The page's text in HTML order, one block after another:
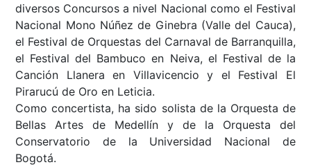
diversos Concursos a nivel Nacional como el Festival
Nacional Mono Núñez de Ginebra (Valle del Cauca),
el Festival de Orquestas del Carnaval de Barranquilla,
el Festival del Bambuco en Neiva, el Festival de la
Canción Llanera en Villavicencio y el Festival El
Pirarucú de Oro en Leticia.
Como concertista, ha sido solista de la Orquesta de
Bellas Artes de Medellín y de la Orquesta del
Conservatorio de la Universidad Nacional de
Bogotá.